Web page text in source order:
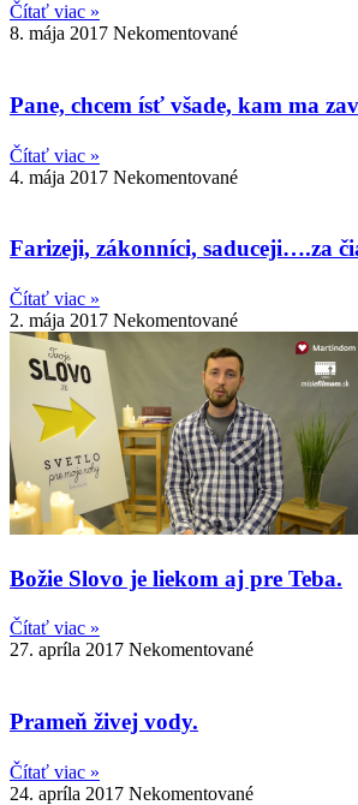
Čítať viac »
8. mája 2017 Nekomentované
Pane, chcem ísť všade, kam ma
Čítať viac »
4. mája 2017 Nekomentované
Farizeji, zákonníci, saduceji….za
Čítať viac »
2. mája 2017 Nekomentované
Božie Slovo je liekom aj pre Teba.
Čítať viac »
27. apríla 2017 Nekomentované
Prameň živej vody.
Čítať viac »
24. apríla 2017 Nekomentované